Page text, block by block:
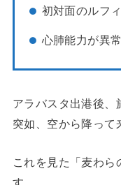
初対面のルフ
心肺能力が異
アラバスタ出港後、
突如、空から降って
これを見た「麦わら
す。